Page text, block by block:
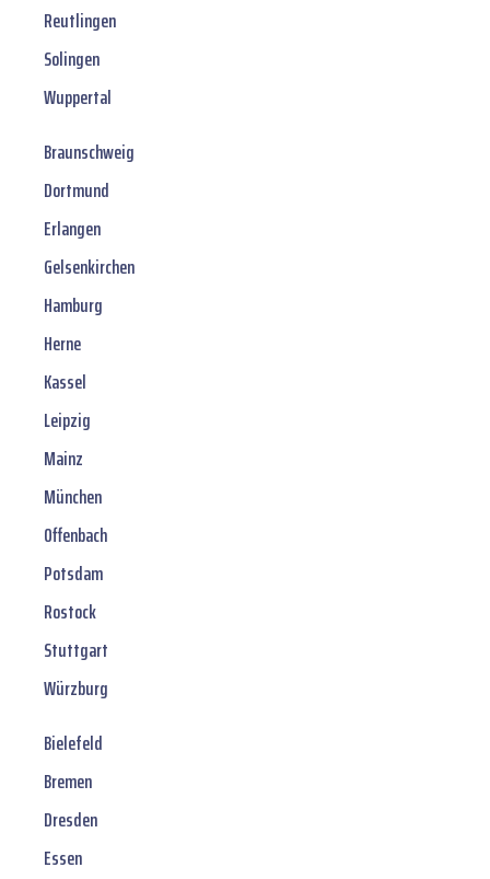
Reutlingen
Solingen
Wuppertal
Braunschweig
Dortmund
Erlangen
Gelsenkirchen
Hamburg
Herne
Kassel
Leipzig
Mainz
München
Offenbach
Potsdam
Rostock
Stuttgart
Würzburg
Bielefeld
Bremen
Dresden
Essen